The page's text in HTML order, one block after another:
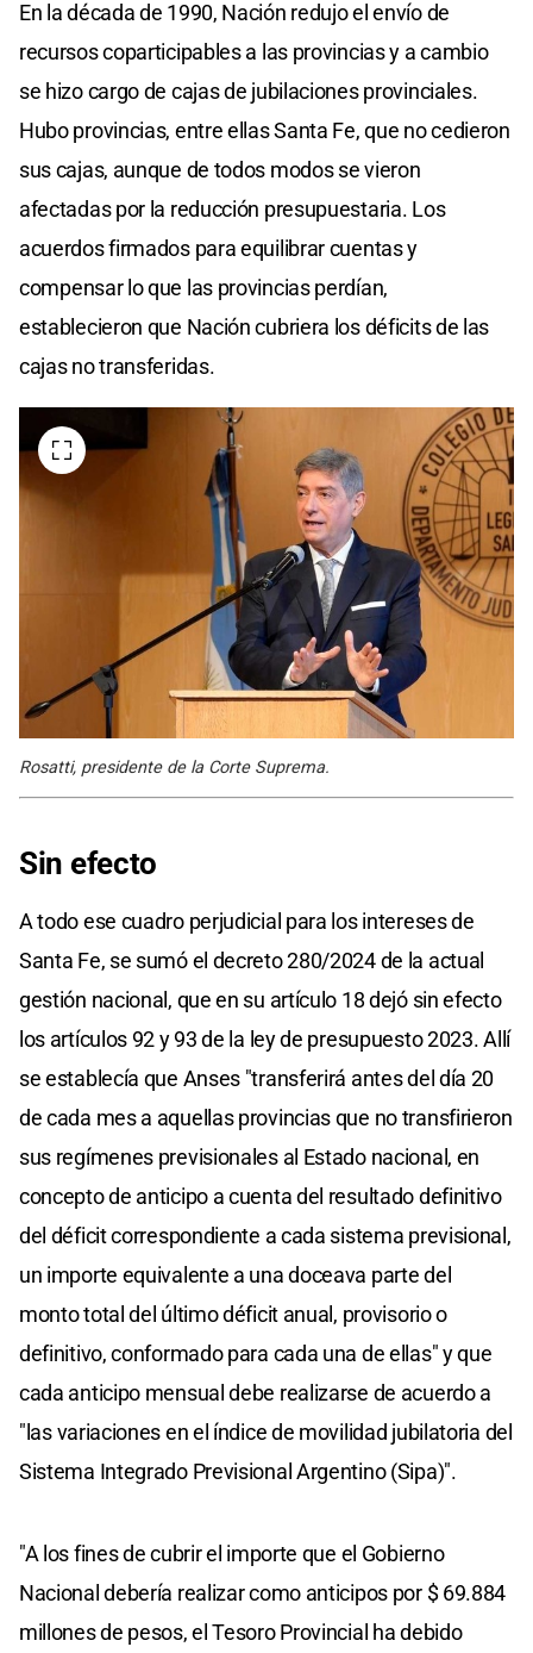
En la década de 1990, Nación redujo el envío de
recursos coparticipables a las provincias y a cambio
se hizo cargo de cajas de jubilaciones provinciales.
Hubo provincias, entre ellas Santa Fe, que no cedieron
sus cajas, aunque de todos modos se vieron
afectadas por la reducción presupuestaria. Los
acuerdos firmados para equilibrar cuentas y
compensar lo que las provincias perdían,
establecieron que Nación cubriera los déficits de las
cajas no transferidas.
Rosatti, presidente de la Corte Suprema.
Sin efecto
A todo ese cuadro perjudicial para los intereses de
Santa Fe, se sumó el decreto 280/2024 de la actual
gestión nacional, que en su artículo 18 dejó sin efecto
los artículos 92 y 93 de la ley de presupuesto 2023. Allí
se establecía que Anses "transferirá antes del día 20
de cada mes a aquellas provincias que no transfirieron
sus regímenes previsionales al Estado nacional, en
concepto de anticipo a cuenta del resultado definitivo
del déficit correspondiente a cada sistema previsional,
un importe equivalente a una doceava parte del
monto total del último déficit anual, provisorio o
definitivo, conformado para cada una de ellas" y que
cada anticipo mensual debe realizarse de acuerdo a
"las variaciones en el índice de movilidad jubilatoria del
Sistema Integrado Previsional Argentino (Sipa)".
"A los fines de cubrir el importe que el Gobierno
Nacional debería realizar como anticipos por $ 69.884
millones de pesos, el Tesoro Provincial ha debido